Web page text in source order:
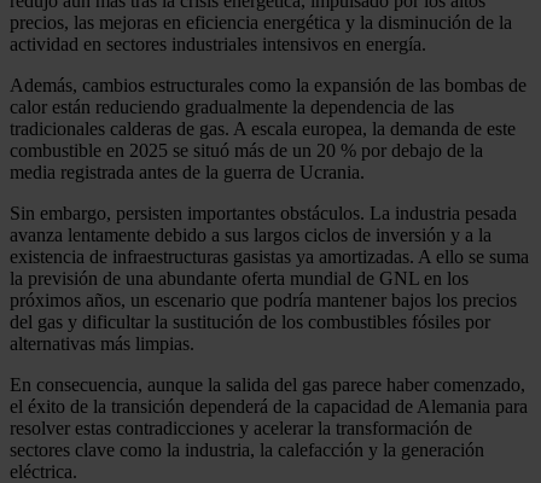
precios, las mejoras en eficiencia energética y la disminución de la
actividad en sectores industriales intensivos en energía.
Además, cambios estructurales como la expansión de las bombas de
calor están reduciendo gradualmente la dependencia de las
tradicionales calderas de gas. A escala europea, la demanda de este
combustible en 2025 se situó más de un 20 % por debajo de la
media registrada antes de la guerra de Ucrania.
Sin embargo, persisten importantes obstáculos. La industria pesada
avanza lentamente debido a sus largos ciclos de inversión y a la
existencia de infraestructuras gasistas ya amortizadas. A ello se suma
la previsión de una abundante oferta mundial de GNL en los
próximos años, un escenario que podría mantener bajos los precios
del gas y dificultar la sustitución de los combustibles fósiles por
alternativas más limpias.
En consecuencia, aunque la salida del gas parece haber comenzado,
el éxito de la transición dependerá de la capacidad de Alemania para
resolver estas contradicciones y acelerar la transformación de
sectores clave como la industria, la calefacción y la generación
eléctrica.